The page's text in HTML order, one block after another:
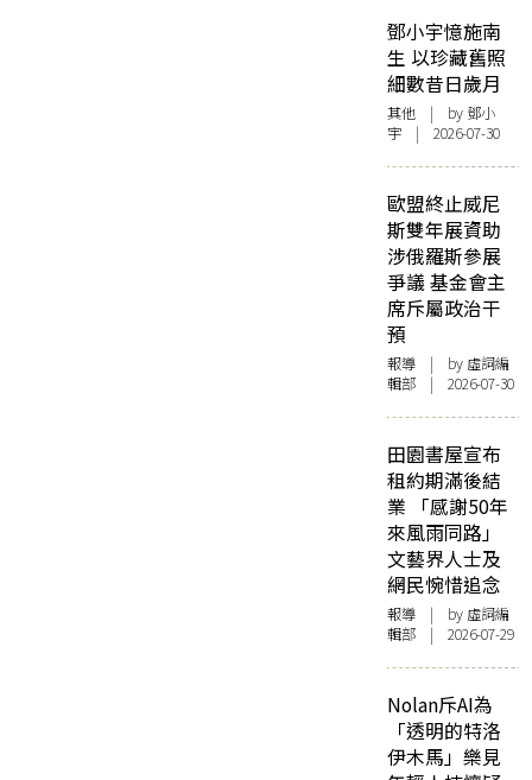
鄧小宇憶施南
生 以珍藏舊照
細數昔日歲月
其他 | by 鄧小
宇 | 2026-07-30
歐盟終止威尼
斯雙年展資助
涉俄羅斯參展
爭議 基金會主
席斥屬政治干
預
報導 | by 虛詞編
輯部 | 2026-07-30
田園書屋宣布
租約期滿後結
業 「感謝50年
來風雨同路」
文藝界人士及
網民惋惜追念
報導 | by 虛詞編
輯部 | 2026-07-29
Nolan斥AI為
「透明的特洛
伊木馬」樂見